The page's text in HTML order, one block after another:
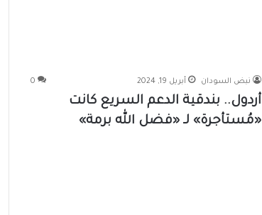
نبض السودان أبريل 19, 2024 0
أردول.. بندقية الدعم السريع كانت
«مُستأجرة» لـ «فضل الله برمة»